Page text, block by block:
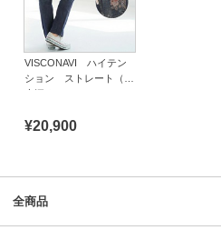
VISCONAVI ハイテン
ション ストレート（股
¥20,900
全商品